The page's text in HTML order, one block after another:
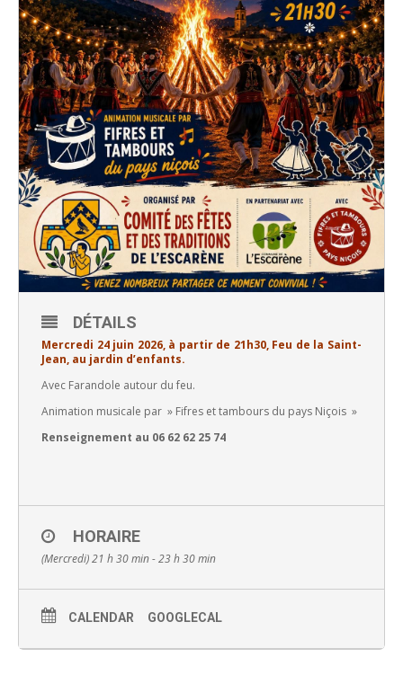
DÉTAILS
Mercredi 24 juin 2026, à partir de 21h30, Feu de la Saint-
Jean, au jardin d’enfants.
Avec Farandole autour du feu.
Animation musicale par » Fifres et tambours du pays Niçois »
Renseignement au 06 62 62 25 74
HORAIRE
(Mercredi) 21 h 30 min - 23 h 30 min
CALENDAR GOOGLECAL